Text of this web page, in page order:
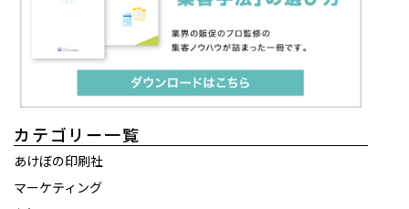
カテゴリー一覧
あけぼの印刷社
マーケティング